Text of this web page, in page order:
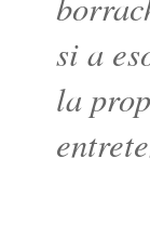
si a
la